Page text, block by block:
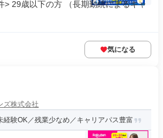
> 29歳以下の方 （長期勤続によるキャ
気になる
ズ株式会社
経験OK／残業少なめ／キャリアパス豊富